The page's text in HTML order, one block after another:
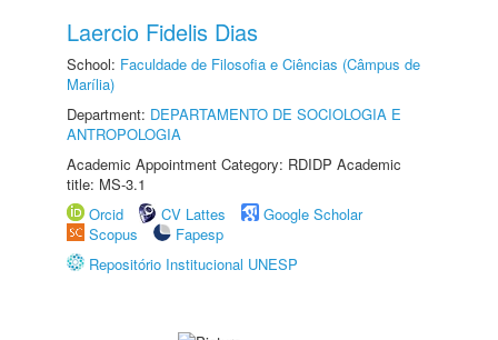
Laercio Fidelis Dias
School: Faculdade de Filosofia e Ciências (Câmpus de
Marília)
Department: DEPARTAMENTO DE SOCIOLOGIA E
ANTROPOLOGIA
Academic Appointment Category: RDIDP Academic
title: MS-3.1
Orcid
CV Lattes
Google Scholar
Scopus
Fapesp
Repositório Institucional UNESP